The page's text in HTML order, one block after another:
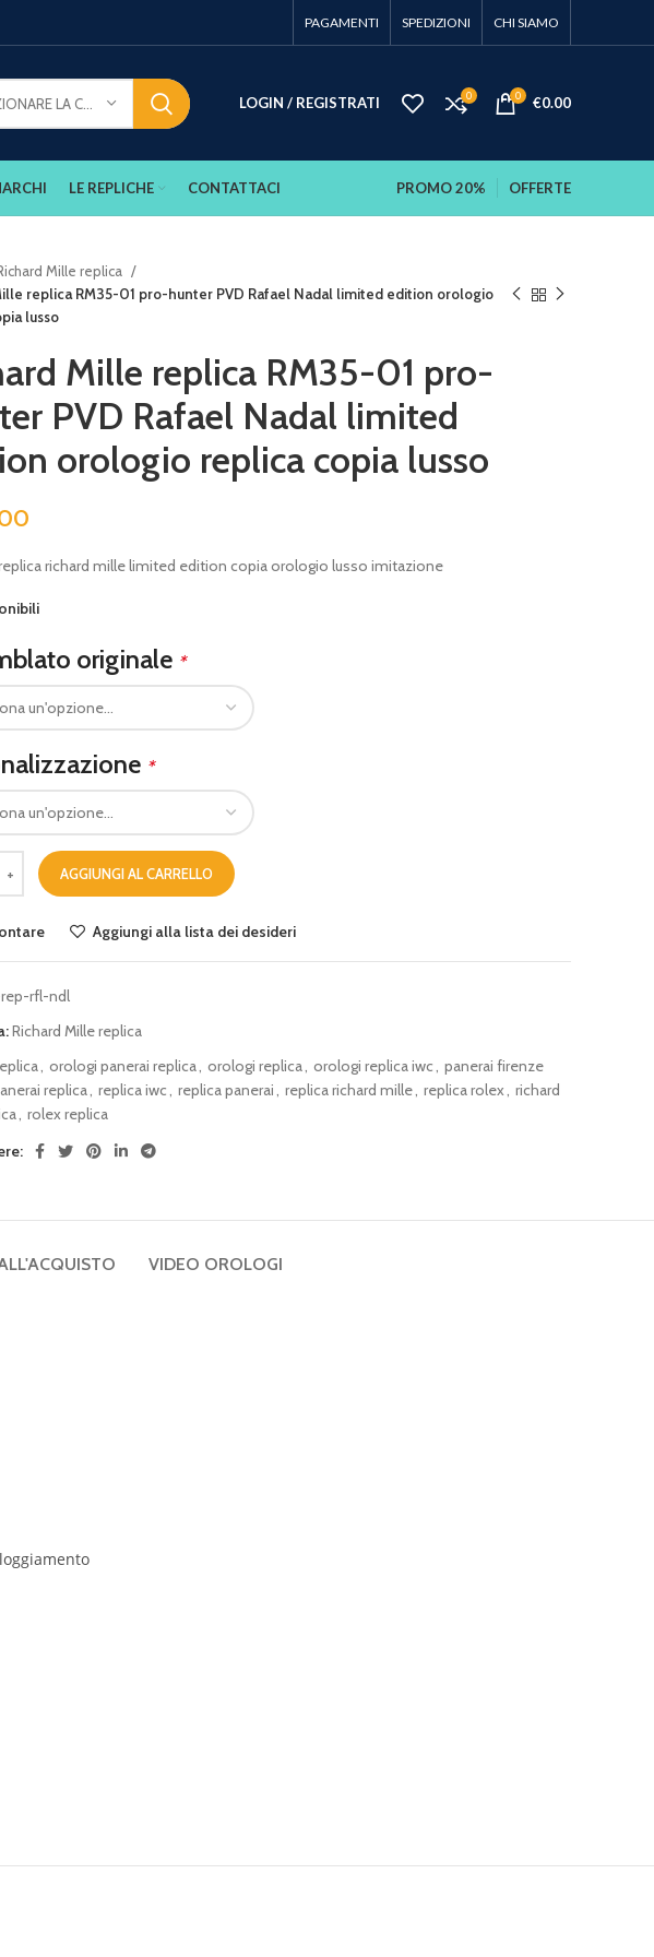
PAGAMENTI SPEDIZIONI CHI SIAMO
LOGIN / REGISTRATI 0 0 €0.00
LE REPLICHE CONTATTACI PROMO 20% OFFERTE
Mille replica
replica RM35-01 pro-hunter PVD Rafael Nadal limited edition orologio
lusso
Mille replica RM35-01 pro-
PVD Rafael Nadal limited
orologio replica copia lusso
richard mille limited edition copia orologio lusso imitazione
originale *
*
AGGIUNGI AL CARRELLO
Aggiungi alla lista dei desideri
rfl-ndl
Richard Mille replica
orologi panerai replica orologi replica orologi replica iwc
panerai firenze
replica replica iwc replica panerai replica richard mille replica rolex
richard
rolex replica
VIDEO OROLOGI